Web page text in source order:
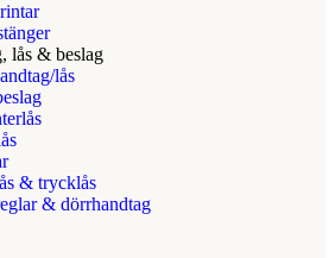
lås & beslag
lås
& trycklås
& dörrhandtag